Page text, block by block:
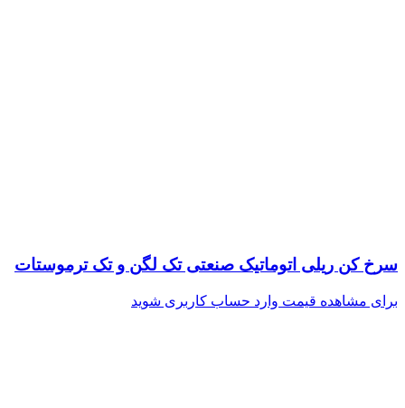
سرخ کن ریلی اتوماتیک صنعتی تک لگن و تک ترموستات
برای مشاهده قیمت وارد حساب کاربری شوید